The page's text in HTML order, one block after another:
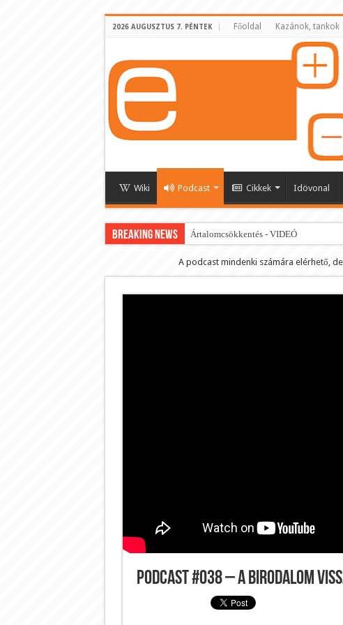
2026 AUGUSZTUS 7. PÉNTEK Főoldal Kazánok, tankok
Wiki Podcast Cikkek Idövonal
BREAKING NEWS Ártalomcsökkentés - VIDEÓ
E-cigi használati szokások 2.0
Android Podcast alkalmazás letöltése
A podcast mindenki számára elérhető,
Podcast #038 – A birodalom